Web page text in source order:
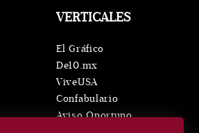
VERTICALES
El Gráfico
De10.mx
ViveUSA
Confabulario
Aviso Oportuno